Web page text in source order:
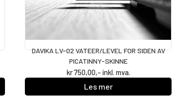
DAVIKA LV-02 VATEER/LEVEL FOR SIDEN AV
PICATINNY-SKINNE
kr750,00,- inkl. mva.
Les mer